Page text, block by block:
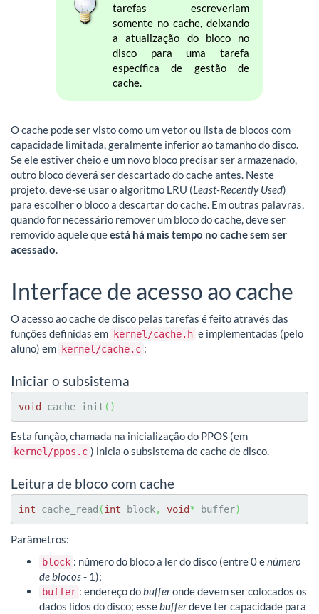
tarefas escreveriam
somente no cache, deixando
a atualização do bloco no
disco para uma tarefa
específica de gestão de
cache.
O cache pode ser visto como um vetor ou lista de blocos com
capacidade limitada, geralmente inferior ao tamanho do disco.
Se ele estiver cheio e um novo bloco precisar ser armazenado,
outro bloco deverá ser descartado do cache antes. Neste
projeto, deve-se usar o algoritmo LRU (Least-Recently Used)
para escolher o bloco a descartar do cache. Em outras palavras,
quando for necessário remover um bloco do cache, deve ser
removido aquele queestá há mais tempo no cache sem ser
acessado.
Interface de acesso ao cache
O acesso ao cache de disco pelas tarefas é feito através das
funções definidas em
kernel/cache.h e implementadas (pelo
aluno) em
kernel/cache.c :
Iniciar o subsistema
void cache_init ( )
Esta função, chamada na inicialização do PPOS (em
kernel/ppos.c ) inicia o subsistema de cache de disco.
Leitura de bloco com cache
int cache_read (int block, void* buffer)
Parâmetros:
block : número do bloco a ler do disco (entre 0 enúmero
de blocos- 1);
buffer : endereço dobufferonde devem ser colocados os
dados lidos do disco; essebufferdeve ter capacidade para